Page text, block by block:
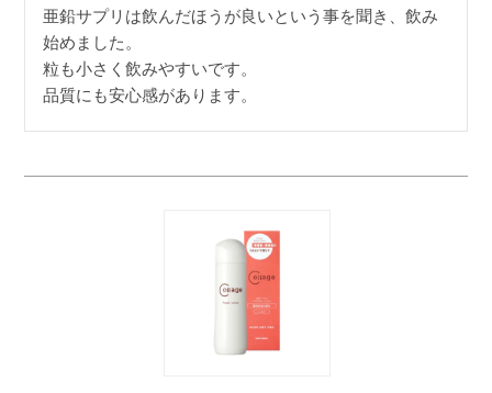
亜鉛サプリは飲んだほうが良いという事を聞き、飲み
始めました。
粒も小さく飲みやすいです。
品質にも安心感があります。